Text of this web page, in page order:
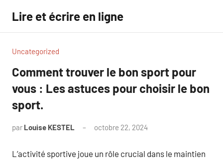
contenu
Lire et écrire en ligne
Uncategorized
Comment trouver le bon sport pour
vous : Les astuces pour choisir le bon
sport.
par Louise KESTEL octobre 22, 2024
L’activité sportive joue un rôle crucial dans le maintien